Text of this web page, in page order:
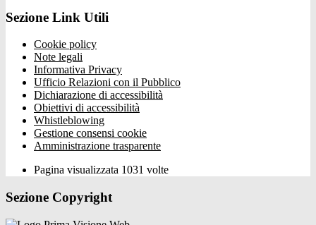
Sezione Link Utili
Cookie policy
Note legali
Informativa Privacy
Ufficio Relazioni con il Pubblico
Dichiarazione di accessibilità
Obiettivi di accessibilità
Whistleblowing
Gestione consensi cookie
Amministrazione trasparente
Pagina visualizzata 1031 volte
Sezione Copyright